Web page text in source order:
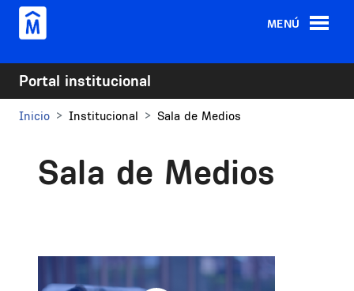
Pasar al contenido principal
MENÚ
Portal institucional
Inicio Institucional Sala de Medios
Sala de Medios